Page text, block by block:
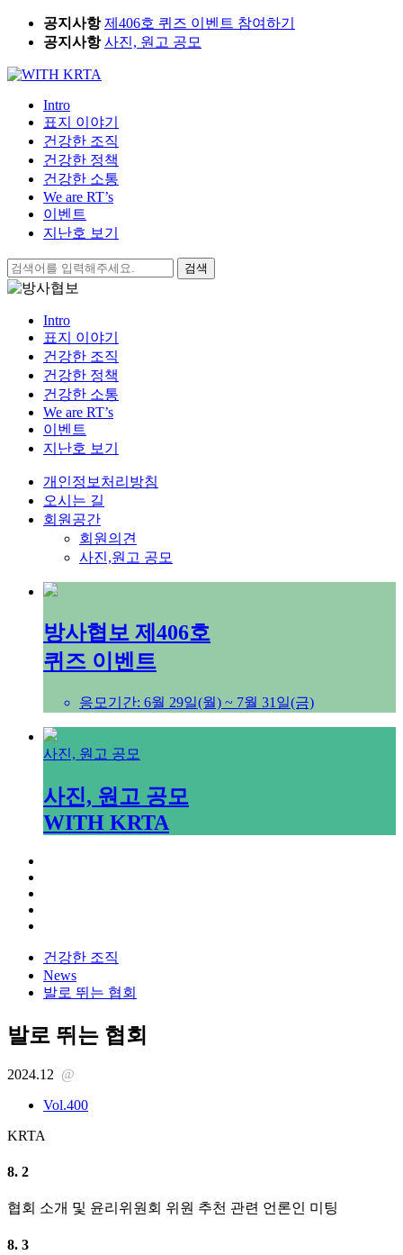
Skip
content
공지사항 제406호 퀴즈 이벤트 참여하기
공지사항 사진, 원고 공모
Intro
표지 이야기
건강한 조직
건강한 정책
건강한 소통
We are RT’s
이벤트
지난호 보기
검
색:
Intro
표지 이야기
건강한 조직
건강한 정책
건강한 소통
We are RT’s
이벤트
지난호 보기
개인정보처리방침
오시는 길
회원공간
회원의견
사진,원고 공모
방사협보 제406호
퀴즈 이벤트
응모기간: 6월 29일(월) ~ 7월 31일(금)
사진, 원고 공모
사진, 원고 공모
WITH KRTA
건강한 조직
News
발로 뛰는 협회
발로 뛰는 협회
2024.12 @
Vol.400
KRTA
8. 2
협회 소개 및 윤리위원회 위원 추천 관련 언론인 미팅
8. 3